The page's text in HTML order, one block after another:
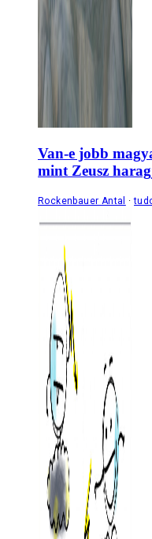
Van-e jobb
mint Zeusz
Rockenbauer Antal